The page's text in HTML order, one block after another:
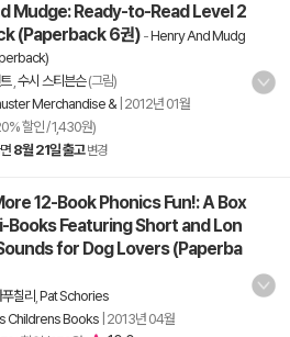
Mudge: Ready-to-Read Level 2
(Paperback 6권) -Henry And Mudg
, 수시 스티븐슨(그림)
Merchandise &| 2012년 01월
할인 / 1,430원)
8월 21일 출고 변경
12-Book Phonics Fun!: A Box
Books Featuring Short and Lon
for Dog Lovers (Paperba
칠리 Pat Schories
Childrens Books 2013년 04월